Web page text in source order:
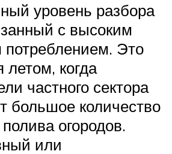
уровень разбора
с высоким
потреблением. Это
летом, когда
частного сектора
большое количество
огородов.
или